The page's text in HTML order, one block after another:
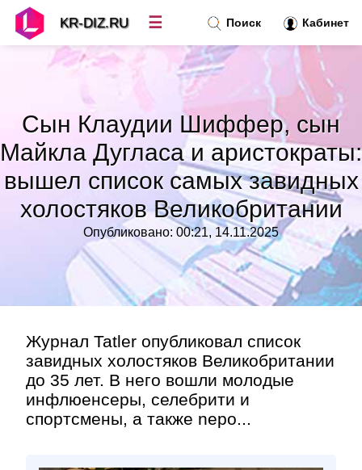
Сын Клаудии Шиффер, сын
Майкла Дугласа и аристократы:
вышел список самых завидных
холостяков Великобритании
Опубликовано: 00:21, 14.11.2025
Журнал Tatler опубликовал список
завидных холостяков Великобритании
до 35 лет. В него вошли молодые
инфлюенсеры, селебрити и
спортсмены, а также nepo...
Поиск Кабинет
KR-DIZ.RU ☰
Топ новостей»
Рубрики »
»
Контакт